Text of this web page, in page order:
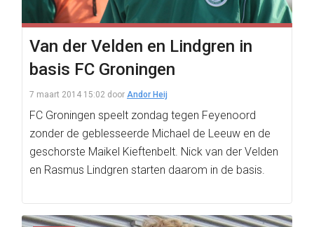
Van der Velden en Lindgren in
basis FC Groningen
7 maart 2014 15:02 door Andor Heij
FC Groningen speelt zondag tegen Feyenoord
zonder de geblesseerde Michael de Leeuw en de
geschorste Maikel Kieftenbelt. Nick van der Velden
en Rasmus Lindgren starten daarom in de basis.